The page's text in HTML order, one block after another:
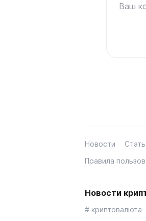
Ваш
Новости
Правила
Новости
# криптовалюта